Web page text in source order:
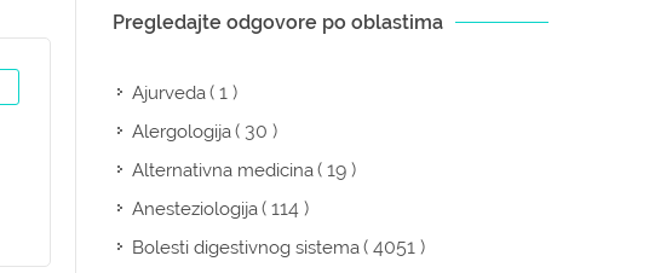
Pregledajte odgovore po oblastima
Ajurveda( 1 )
Alergologija( 30 )
Alternativna medicina( 19 )
Anesteziologija( 114 )
Bolesti digestivnog sistema( 4051 )